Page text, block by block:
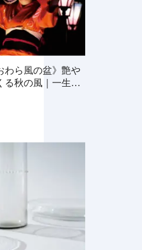
わら風の盆》艶や
る秋の風｜一生に
SDGs
」
挑戦
INFORMATION